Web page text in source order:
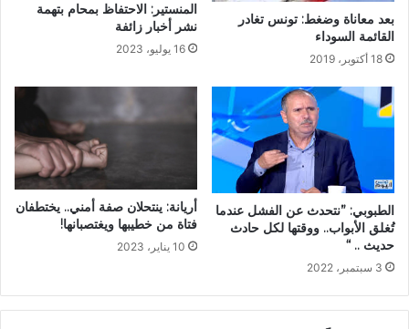
بعد معاناة وضغط: تونس تغادر
القائمة السوداء
18 أكتوبر، 2019
المنستير: الاحتفاظ بمحام بتهمة
نشر أخبار زائفة
16 يوليو، 2023
الطبوبي: ”نتحدث عن الفشل عندما
تُغلق الأبواب.. ووقتها لكل حادث
حديث .. “
3 سبتمبر، 2022
أريانة: ينتحلان صفة أمني.. يختطفان
فتاة من خطيبها ويغتصبانها!
10 يناير، 2023